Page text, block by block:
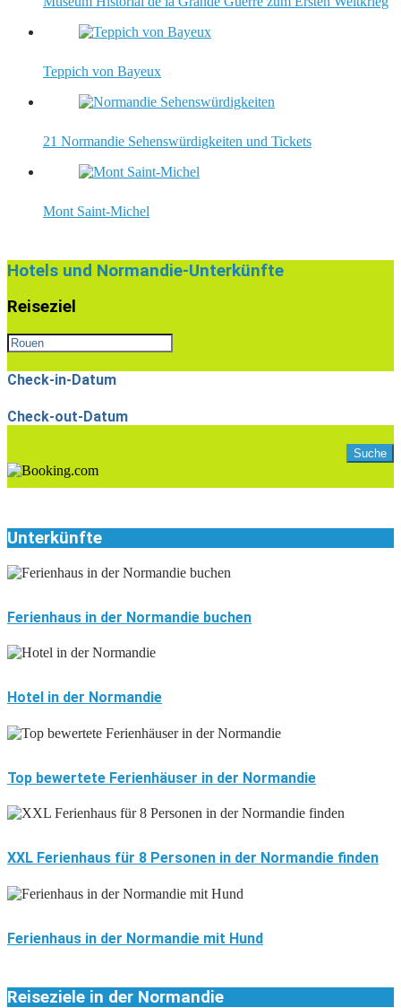
Teppich von Bayeux
21 Normandie Sehenswürdigkeiten und Tickets
Mont Saint-Michel
02-
26
Hotels und Normandie-Unterkünfte
Reiseziel
Check-in-Datum
Check-out-Datum
Unterkünfte
Ferienhaus in der Normandie buchen
Hotel in der Normandie
Top bewertete Ferienhäuser in der Normandie
XXL Ferienhaus für 8 Personen in der Normandie finden
Ferienhaus in der Normandie mit Hund
Reiseziele in der Normandie